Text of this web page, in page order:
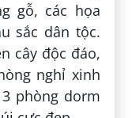
gỗ, các họa
sắc dân tộc.
cây độc đáo,
nghỉ xinh
phòng dorm